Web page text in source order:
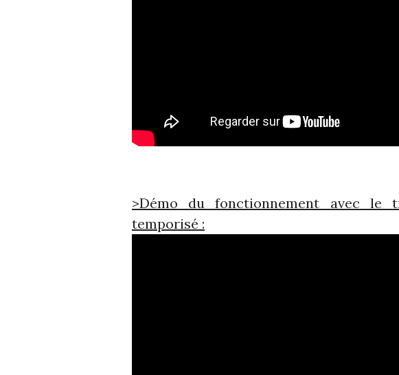
>Démo du fonctionnement avec le
temporisé :